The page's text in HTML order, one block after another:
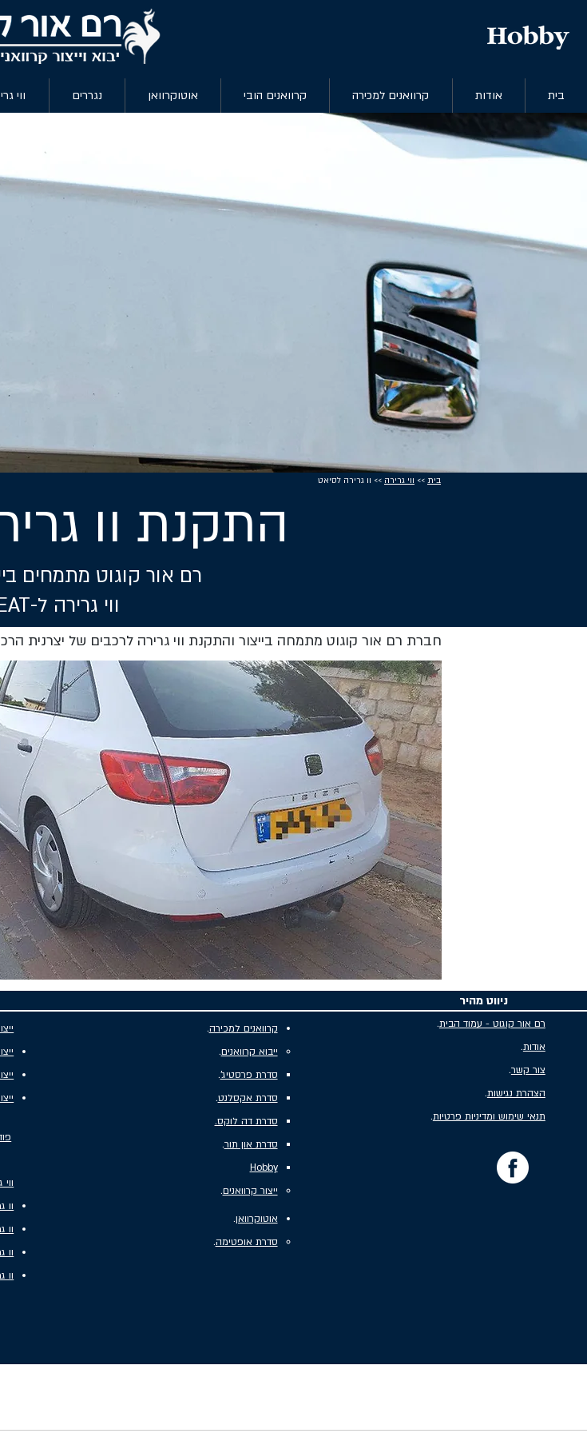
בית אודות קרוואנים למכירה קרוואנים הובי אוטוקרוואן נגררים ווי
בית >> ווי גרירה >> וו גרירה לסיאט
התקנת וו
רם אור קוגוט מתמחים
ווי גרירה ל-SEAT.
חברת רם אור קוגוט מתמחה בייצור והתקנת ווי גרירה לרכבים של יצרנית
ניווט מהיר
וו
וו
וו
וו
קרוואנים למכירה.
ייבוא קרוואנים.
סדרת פרסטיג'.
סדרת אקסלנט.
סדרת דה לוקס.
סדרת און תור.
Hobby
ייצור קרוואנים.
אוטוקרוואן.
סדרת אופטימה.
רם אור קוגוט - עמוד הבית.
אודות.
צור קשר.
הצהרת נגישות.
תנאי שימוש ומדיניות פרטיות.